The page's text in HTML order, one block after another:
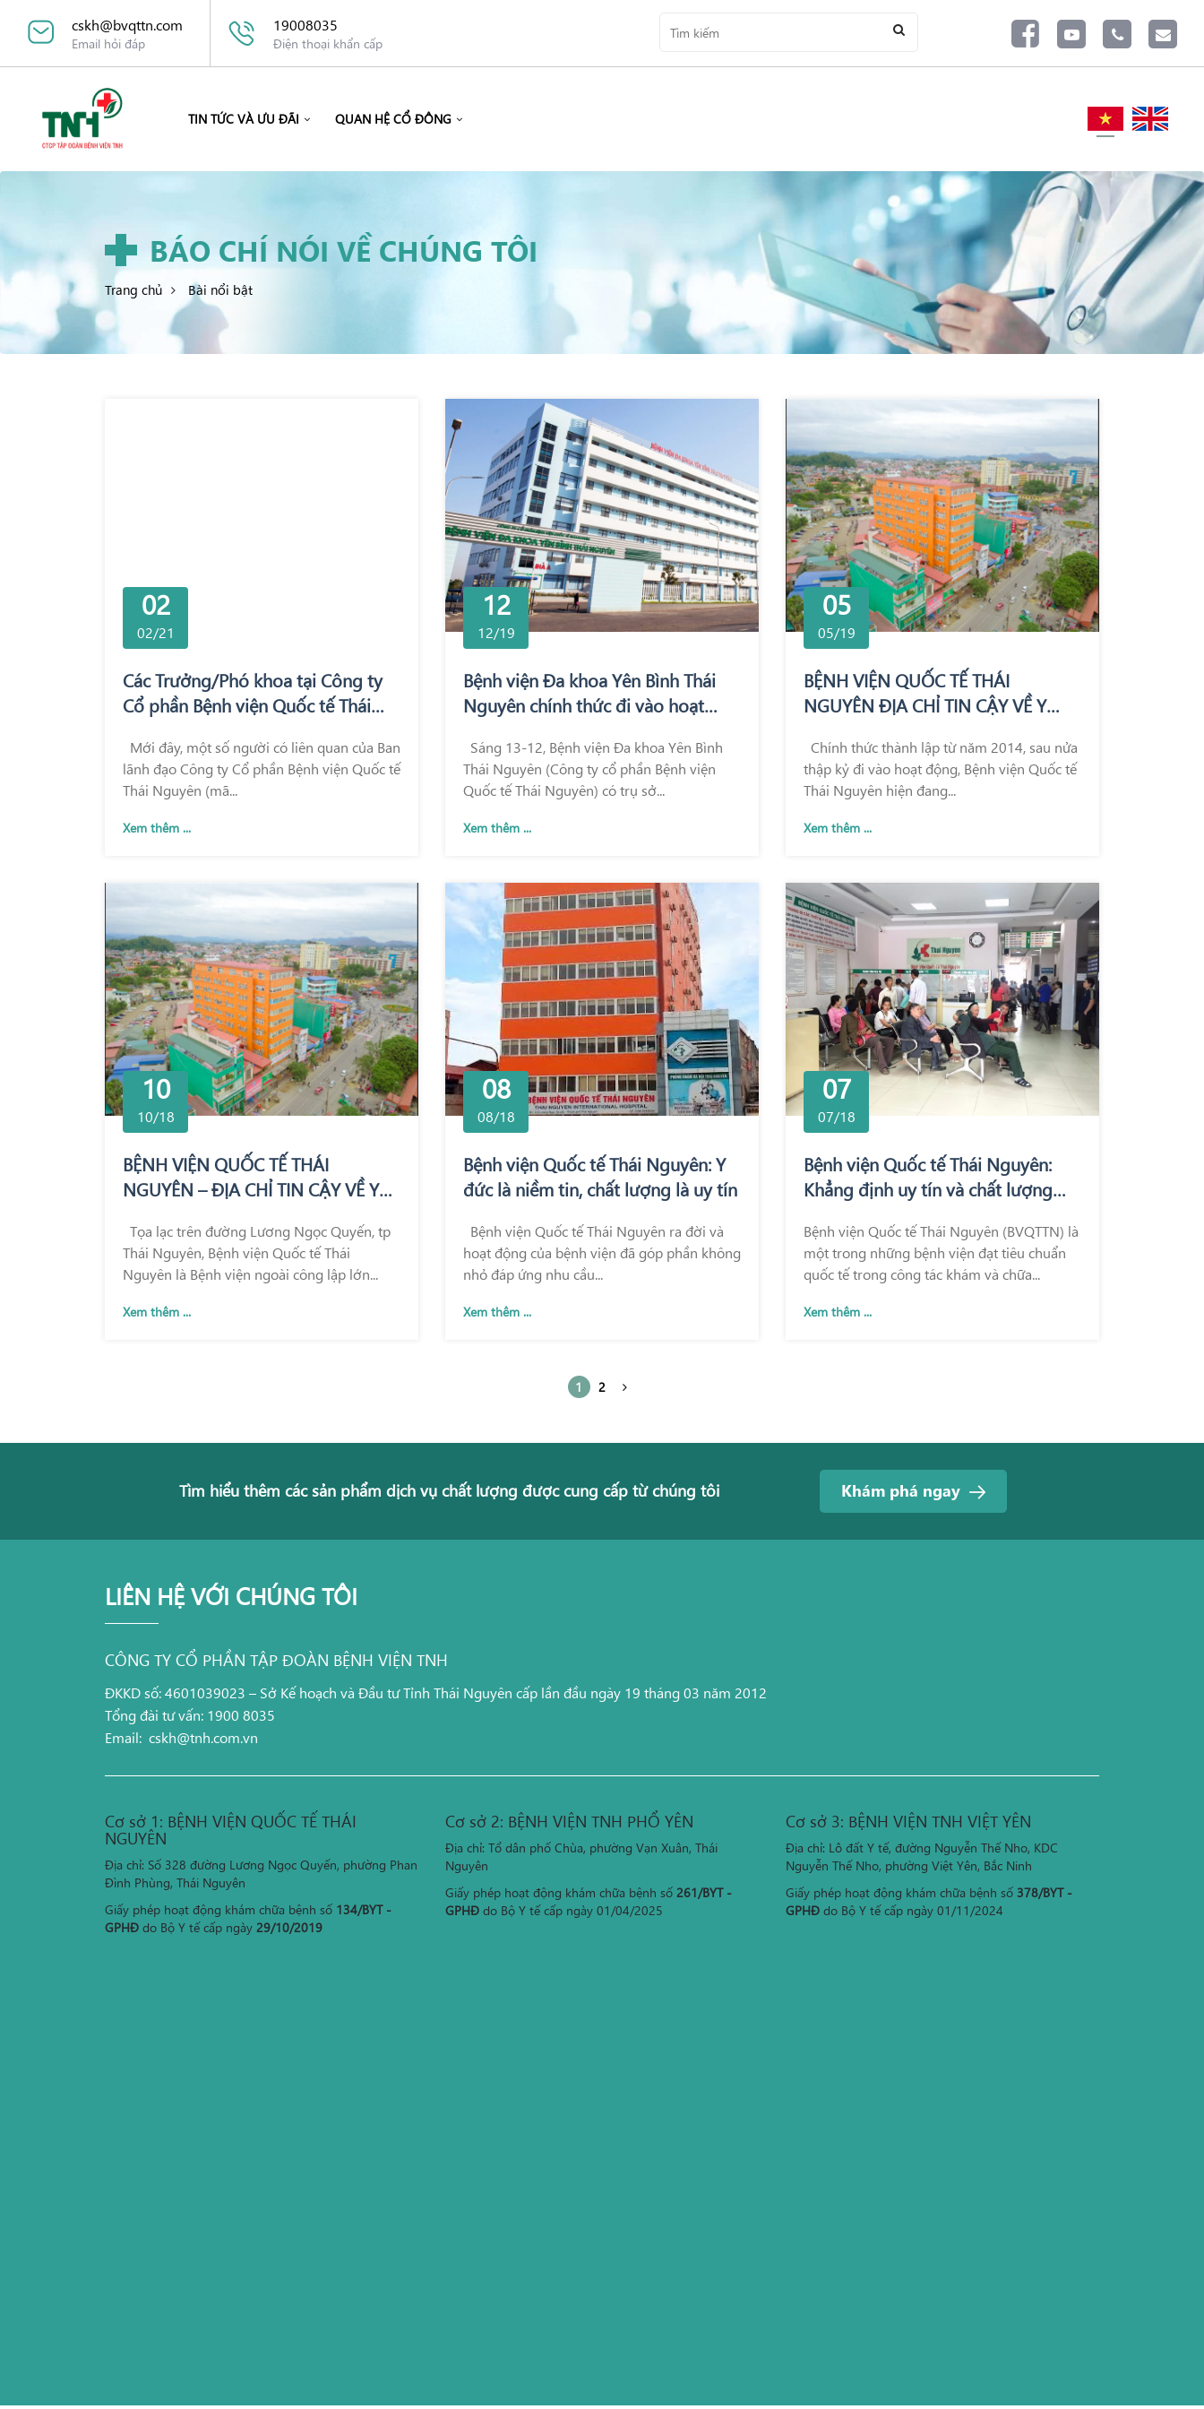
cskh@bvqttn.com
Email hỏi đáp
19008035
Điện thoại khẩn cấp
TIN TỨC VÀ ƯU ĐÃI QUAN HỆ CỔ ĐÔNG
BÁO CHÍ NÓI VỀ CHÚNG TÔI
Trang chủ Bài nổi bật
02
02/21
Các Trưởng/Phó khoa tại Công ty
Cổ phần Bệnh viện Quốc tế Thái
dịch thoả thuận hơn 3 triệu cổ
phiếu
Mới đây, một số người có liên quan của Ban
lãnh đạo Công ty Cổ phần Bệnh viện Quốc tế
Thái Nguyên (mã...
Xem thêm ...
12
12/19
Bệnh viện Đa khoa Yên Bình Thái
Nguyên chính thức đi vào hoạt
Sáng 13-12, Bệnh viện Đa khoa Yên Bình
Thái Nguyên (Công ty cổ phần Bệnh viện
Quốc tế Thái Nguyên) có trụ sở...
Xem thêm ...
05
05/19
BỆNH VIỆN QUỐC TẾ THÁI
NGUYÊN ĐỊA CHỈ TIN CẬY VỀ Y
CHỮA BỆNH
Chính thức thành lập từ năm 2014, sau nửa
thập kỷ đi vào hoạt động, Bệnh viện Quốc tế
Thái Nguyên hiện đang...
Xem thêm ...
10
10/18
BỆNH VIỆN QUỐC TẾ THÁI
NGUYÊN – ĐỊA CHỈ TIN CẬY VỀ Y
CHỮA BỆNH
Tọa lạc trên đường Lương Ngọc Quyến, tp
Thái Nguyên, Bệnh viện Quốc tế Thái
Nguyên là Bệnh viện ngoài công lập lớn...
Xem thêm ...
08
08/18
Bệnh viện Quốc tế Thái Nguyên: Y
đức là niềm tin, chất lượng là uy tín
Bệnh viện Quốc tế Thái Nguyên ra đời và
hoạt động của bệnh viện đã góp phần không
nhỏ đáp ứng nhu cầu...
Xem thêm ...
07
07/18
Bệnh viện Quốc tế Thái Nguyên:
Khẳng định uy tín và chất lượng
Bệnh viện Quốc tế Thái Nguyên (BVQTTN) là
một trong những bệnh viện đạt tiêu chuẩn
quốc tế trong công tác khám và chữa...
Xem thêm ...
1 2
Tìm hiểu thêm các sản phẩm dịch vụ chất lượng được cung cấp từ chúng tôi Khám phá ngay
LIÊN HỆ VỚI CHÚNG TÔI
CÔNG TY CỔ PHẦN TẬP ĐOÀN BỆNH VIỆN TNH
ĐKKD số: 4601039023 – Sở Kế hoạch và Đầu tư Tỉnh Thái Nguyên cấp lần đầu ngày 19 tháng 03 năm 2012
Tổng đài tư vấn: 1900 8035
Email: cskh@tnh.com.vn
Cơ sở 1: BỆNH VIỆN QUỐC TẾ THÁI
NGUYÊN
Địa chỉ: Số 328 đường Lương Ngọc Quyến, phường Phan
Đình Phùng, Thái Nguyên
Giấy phép hoạt động khám chữa bệnh số 134/BYT -
GPHĐ do Bộ Y tế cấp ngày 29/10/2019
Cơ sở 2: BỆNH VIỆN TNH PHỔ YÊN
Địa chỉ: Tổ dân phố Chùa, phường Vạn Xuân, Thái
Nguyên
Giấy phép hoạt động khám chữa bệnh số 261/BYT -
GPHĐ do Bộ Y tế cấp ngày 01/04/2025
Cơ sở 3: BỆNH VIỆN TNH VIỆT YÊN
Địa chỉ: Lô đất Y tế, đường Nguyễn Thế Nho, KDC
Nguyễn Thế Nho, phường Việt Yên, Bắc Ninh
Giấy phép hoạt động khám chữa bệnh số 378/BYT -
GPHĐ do Bộ Y tế cấp ngày 01/11/2024